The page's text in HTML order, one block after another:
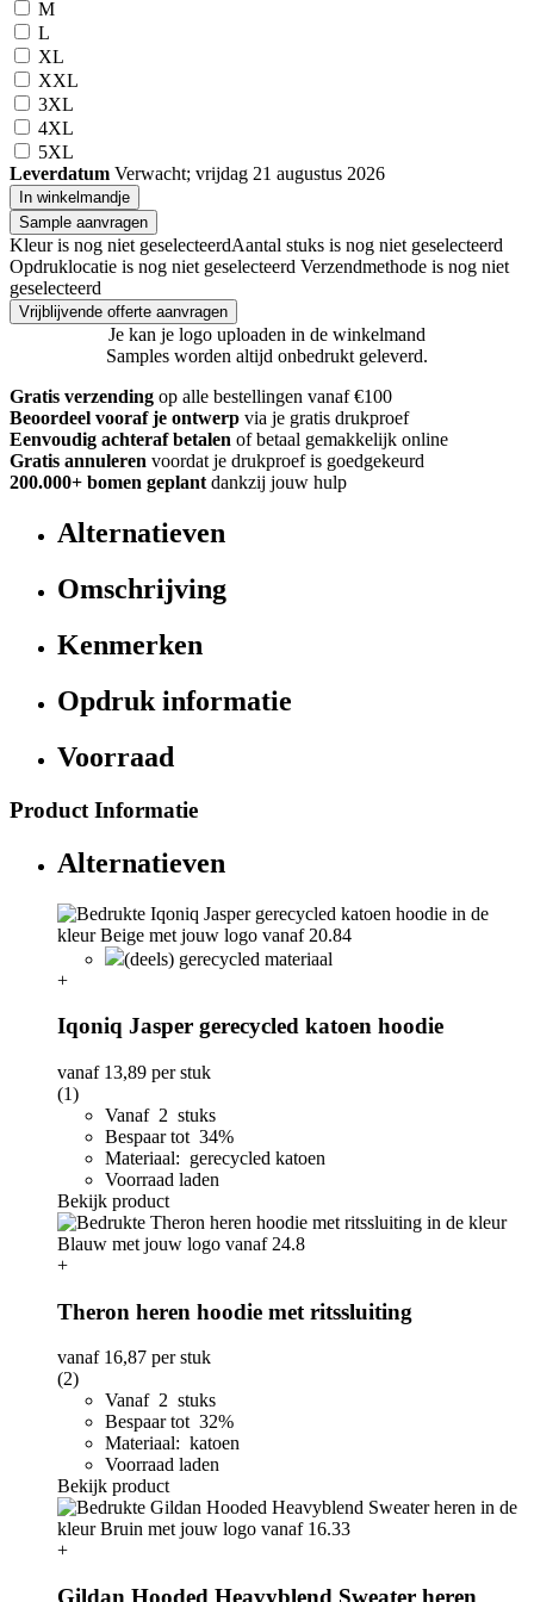
M
L
XL
XXL
3XL
4XL
5XL
Leverdatum Verwacht; vrijdag 21 augustus 2026
In winkelmandje
Sample aanvragen
Kleur is nog niet geselecteerdAantal stuks is nog niet geselecteerd
Opdruklocatie is nog niet geselecteerd Verzendmethode is nog niet
geselecteerd
Vrijblijvende offerte aanvragen
Je kan je logo uploaden in de winkelmand
Samples worden altijd onbedrukt geleverd.
Gratis verzending op alle bestellingen vanaf €100
Beoordeel vooraf je ontwerp via je gratis drukproef
Eenvoudig achteraf betalen of betaal gemakkelijk online
Gratis annuleren voordat je drukproef is goedgekeurd
200.000+ bomen geplant dankzij jouw hulp
Alternatieven
Omschrijving
Kenmerken
Opdruk informatie
Voorraad
Product Informatie
Alternatieven
(deels) gerecycled materiaal
+
Iqoniq Jasper gerecycled katoen hoodie
vanaf 13,89 per stuk
(1)
Vanaf 2 stuks
Bespaar tot 34%
Materiaal: gerecycled katoen
Voorraad laden
Bekijk product
+
Theron heren hoodie met ritssluiting
vanaf 16,87 per stuk
(2)
Vanaf 2 stuks
Bespaar tot 32%
Materiaal: katoen
Voorraad laden
Bekijk product
+
Gildan Hooded Heavyblend Sweater heren